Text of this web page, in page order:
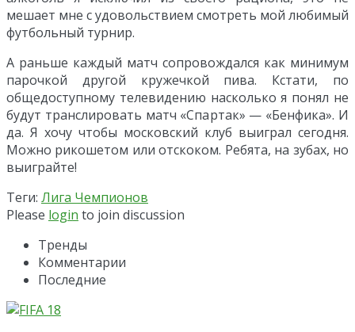
мешает мне с удовольствием смотреть мой любимый
футбольный турнир.
А раньше каждый матч сопровождался как минимум
парочкой другой кружечкой пива. Кстати, по
общедоступному телевидению насколько я понял не
будут транслировать матч «Спартак» — «Бенфика». И
да. Я хочу чтобы московский клуб выиграл сегодня.
Можно рикошетом или отскоком. Ребята, на зубах, но
выиграйте!
Теги: Лига Чемпионов
Please login to join discussion
Тренды
Комментарии
Последние